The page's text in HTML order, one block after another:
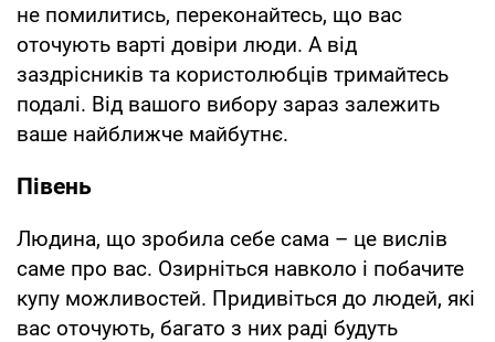
не помилитись, переконайтесь, що вас
оточують варті довіри люди. А від
заздрісників та користолюбців тримайтесь
подалі. Від вашого вибору зараз залежить
ваше найближче майбутнє.
Півень
Людина, що зробила себе сама – це вислів
саме про вас. Озирніться навколо і побачите
купу можливостей. Придивіться до людей, які
вас оточують, багато з них раді будуть